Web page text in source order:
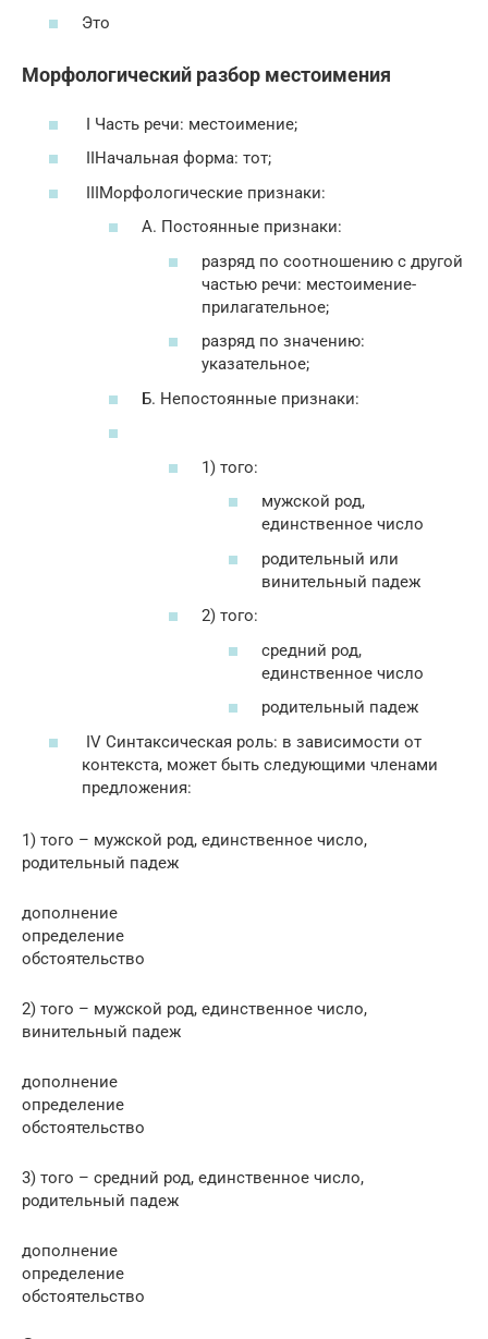
Это
Морфологический разбор местоимения
I Часть речи: местоимение;
IIНачальная форма: тот;
IIIМорфологические признаки:
А. Постоянные признаки:
разряд по соотношению с другой
частью речи: местоимение-
прилагательное;
разряд по значению:
указательное;
Б. Непостоянные признаки:
1) того:
мужской род,
единственное число
родительный или
винительный падеж
2) того:
средний род,
единственное число
родительный падеж
IV Синтаксическая роль: в зависимости от
контекста, может быть следующими членами
предложения:
1) того – мужской род, единственное число,
родительный падеж
дополнение
определение
обстоятельство
2) того – мужской род, единственное число,
винительный падеж
дополнение
определение
обстоятельство
3) того – средний род, единственное число,
родительный падеж
дополнение
определение
обстоятельство